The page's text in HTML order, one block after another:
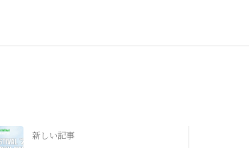
新しい記事